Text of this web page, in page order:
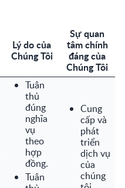
Lý do của
Chúng Tôi
Sự quan
tâm chính
đáng của
Chúng Tôi
Tuân
thủ
đúng
nghĩa
vụ
theo
hợp
đồng.
Tuân
Cung
cấp và
phát
triển
dịch vụ
của
chúng